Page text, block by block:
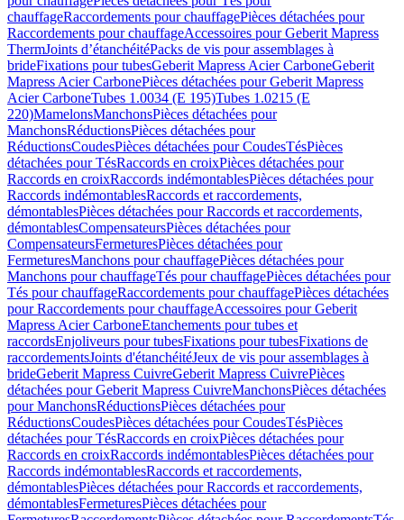
chauffageRaccordements pour chauffagePièces détachées pour
Raccordements pour chauffageAccessoires pour Geberit Mapress
ThermJoints d’étanchéitéPacks de vis pour assemblages à
brideFixations pour tubesGeberit Mapress Acier CarboneGeberit
Mapress Acier CarbonePièces détachées pour Geberit Mapress
Acier CarboneTubes 1.0034 (E 195)Tubes 1.0215 (E
220)MamelonsManchonsPièces détachées pour
ManchonsRéductionsPièces détachées pour
RéductionsCoudesPièces détachées pour CoudesTésPièces
détachées pour TésRaccords en croixPièces détachées pour
Raccords en croixRaccords indémontablesPièces détachées pour
Raccords indémontablesRaccords et raccordements,
démontablesPièces détachées pour Raccords et raccordements,
démontablesCompensateursPièces détachées pour
CompensateursFermeturesPièces détachées pour
FermeturesManchons pour chauffagePièces détachées pour
Manchons pour chauffageTés pour chauffagePièces détachées pour
Tés pour chauffageRaccordements pour chauffagePièces détachées
pour Raccordements pour chauffageAccessoires pour Geberit
Mapress Acier CarboneEtanchements pour tubes et
raccordsEnjoliveurs pour tubesFixations pour tubesFixations de
raccordementsJoints d'étanchéitéJeux de vis pour assemblages à
brideGeberit Mapress CuivreGeberit Mapress CuivrePièces
détachées pour Geberit Mapress CuivreManchonsPièces détachées
pour ManchonsRéductionsPièces détachées pour
RéductionsCoudesPièces détachées pour CoudesTésPièces
détachées pour TésRaccords en croixPièces détachées pour
Raccords en croixRaccords indémontablesPièces détachées pour
Raccords indémontablesRaccords et raccordements,
démontablesPièces détachées pour Raccords et raccordements,
démontablesFermeturesPièces détachées pour